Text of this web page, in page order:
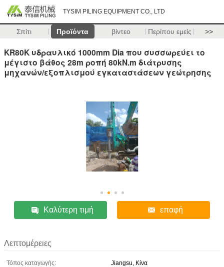
TYSIM PILING EQUIPMENT CO., LTD
Σπίτι Προϊόντα βίντεο Περίπου εμείς >>
KR80K υδραυλικό 1000mm Dia που συσσωρεύει το
μέγιστο βάθος 28m ροπή 80kN.m διάτρυσης
μηχανών/εξοπλισμού εγκαταστάσεων γεώτρησης
Καλύτερη τιμή επαφή
Λεπτομέρειες
Τόπος καταγωγής:
Jiangsu, Κίνα